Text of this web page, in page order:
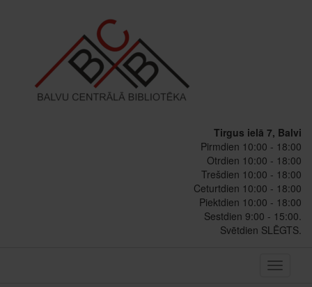
Tirgus ielā 7, Balvi
Pirmdien 10:00 - 18:00
Otrdien 10:00 - 18:00
Trešdien 10:00 - 18:00
Ceturtdien 10:00 - 18:00
Piektdien 10:00 - 18:00
Sestdien 9:00 - 15:00.
Svētdien SLĒGTS.
Toggle